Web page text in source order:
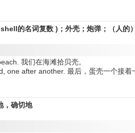
的名词复数 )；外壳；炮弹；（人的
我们在海滩拾贝壳。
one after another. 最后，蛋壳一个接
，确切地